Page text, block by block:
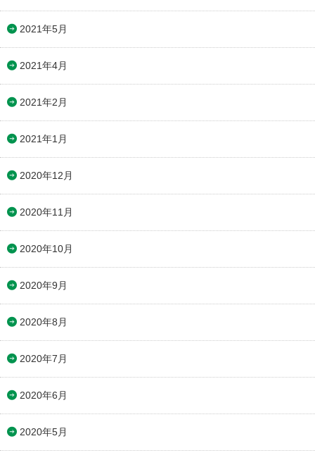
2021年5月
2021年4月
2021年2月
2021年1月
2020年12月
2020年11月
2020年10月
2020年9月
2020年8月
2020年7月
2020年6月
2020年5月